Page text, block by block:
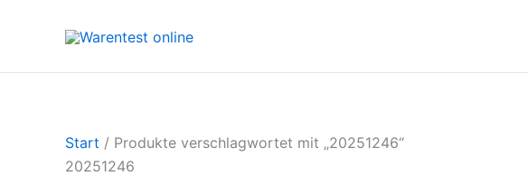
Start / Produkte verschlagwortet mit „20251246“
20251246